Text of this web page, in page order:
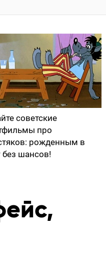
советские
про
рожденным в
шансов!